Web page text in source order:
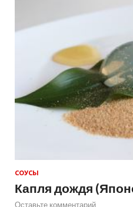
СОУСЫ
Капля дождя
Оставьте комментарий